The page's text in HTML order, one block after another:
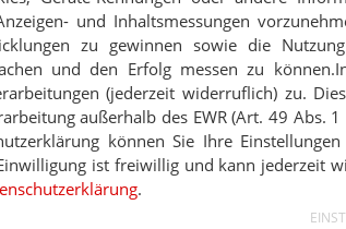
und Inhaltsmessungen
zu gewinnen sowie die
und den Erfolg messen zu
(jederzeit widerruflich) zu.
außerhalb des EWR (Art. 49 Abs. 1
können Sie Ihre
ist freiwillig und kann jederzeit
.
PORTRÄT
TABAKENTWÖHNUNG
FAQ: Nikotin auf Rezept
Arzneimittel zur
werden von den Kassen
Verordnungsfähig sind
verschreibungspflichtige
»